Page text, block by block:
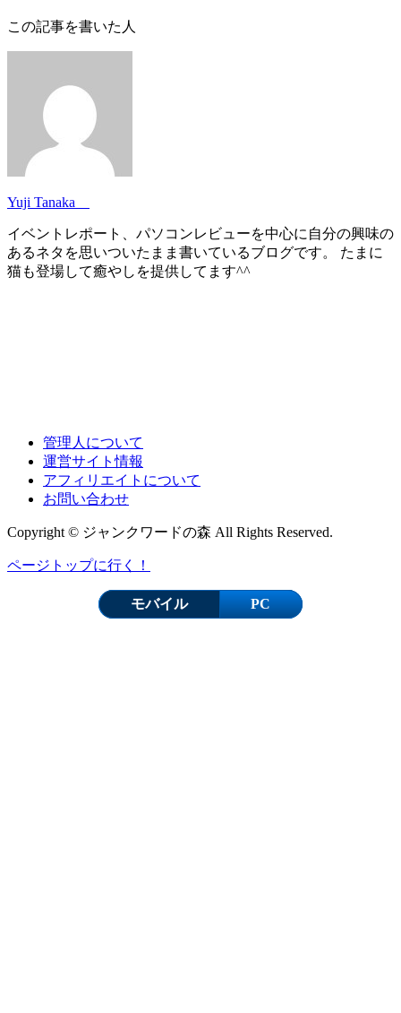
この記事を書いた人
Yuji Tanaka
イベントレポート、パソコンレビューを中心に自分の興味の
あるネタを思いついたまま書いているブログです。 たまに
猫も登場して癒やしを提供してます^^
管理人について
運営サイト情報
アフィリエイトについて
お問い合わせ
Copyright © ジャンクワードの森 All Rights Reserved.
ページトップに行く！
モバイル PC